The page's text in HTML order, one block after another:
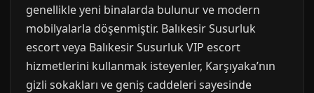
genellikle yeni binalarda bulunur ve modern
mobilyalarla döşenmiştir. Balıkesir Susurluk
escort veya Balıkesir Susurluk VIP escort
hizmetlerini kullanmak isteyenler, Karşıyaka’nın
gizli sokakları ve geniş caddeleri sayesinde